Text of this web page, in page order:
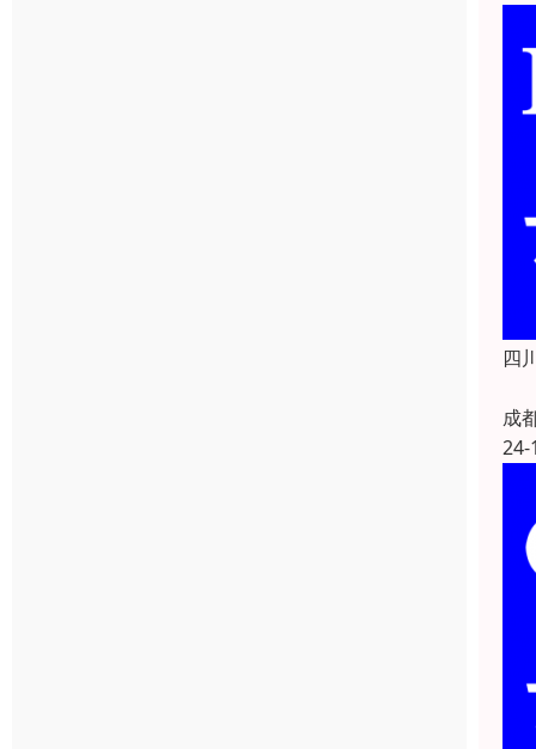
四
成
24-